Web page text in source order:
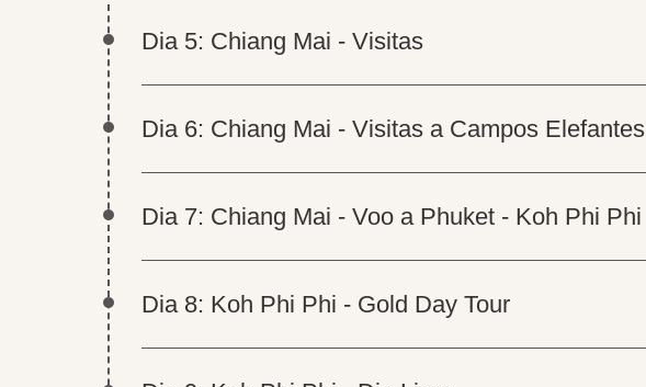
Dia 5: Chiang Mai - Visitas
Dia 6: Chiang Mai - Visitas a Campos Elefantes
Dia 7: Chiang Mai - Voo a Phuket - Koh Phi Phi
Dia 8: Koh Phi Phi - Gold Day Tour